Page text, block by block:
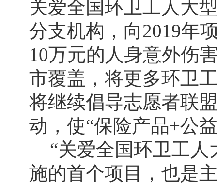
关爱全国环卫工人大
分支机构，向2019年
10万元的人身意外伤
市覆盖，将更多环卫
将继续倡导志愿者联
动，使“保险产品+公
“关爱全国环卫工
施的首个项目，也是